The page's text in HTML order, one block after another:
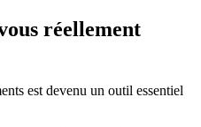
réellement
est devenu un outil essentiel